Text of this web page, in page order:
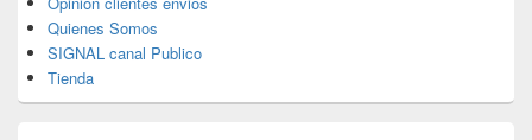
Quienes Somos
SIGNAL canal Publico
Tienda